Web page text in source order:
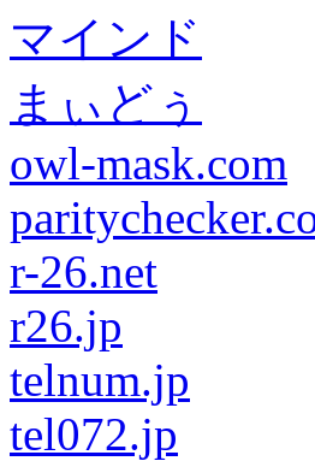
マインド
まぃどぅ
owl-mask.com
r-26.net
r26.jp
telnum.jp
tel072.jp